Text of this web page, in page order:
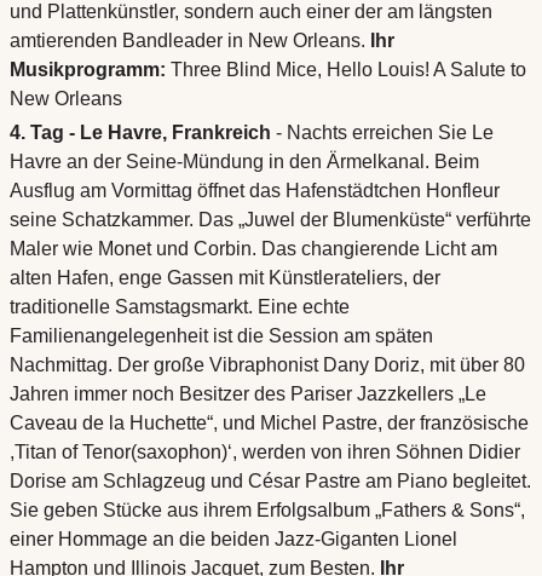
und Plattenkünstler, sondern auch einer der am längsten
amtierenden Bandleader in New Orleans.
Ihr
Musikprogramm: Three Blind Mice, Hello Louis! A Salute to
New Orleans
4. Tag - Le Havre, Frankreich - Nachts erreichen Sie Le
Havre an der Seine-Mündung in den Ärmelkanal. Beim
Ausflug am Vormittag öffnet das Hafenstädtchen Honfleur
seine Schatzkammer. Das „Juwel der Blumenküste“ verführte
Maler wie Monet und Corbin. Das changierende Licht am
alten Hafen, enge Gassen mit Künstlerateliers, der
traditionelle Samstagsmarkt. Eine echte
Familienangelegenheit ist die Session am späten
Nachmittag. Der große Vibraphonist Dany Doriz, mit über 80
Jahren immer noch Besitzer des Pariser Jazzkellers „Le
Caveau de la Huchette“, und Michel Pastre, der französische
,Titan of Tenor(saxophon)‘, werden von ihren Söhnen Didier
Dorise am Schlagzeug und César Pastre am Piano begleitet.
Sie geben Stücke aus ihrem Erfolgsalbum „Fathers & Sons“,
einer Hommage an die beiden Jazz-Giganten Lionel
Hampton und Illinois Jacquet, zum Besten.
Ihr